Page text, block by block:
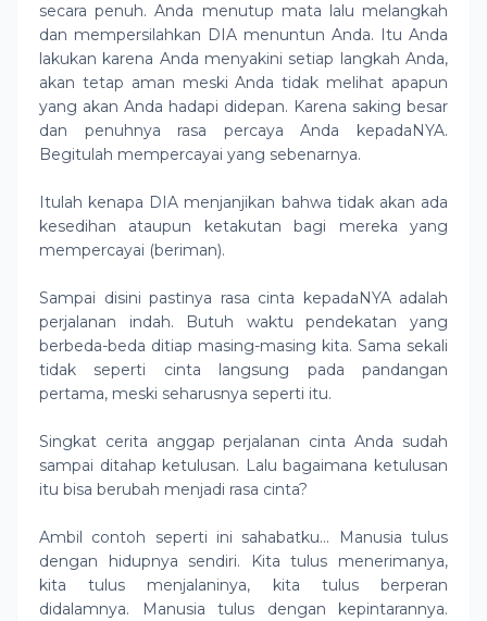
secara penuh. Anda menutup mata lalu melangkah
dan mempersilahkan DIA menuntun Anda. Itu Anda
lakukan karena Anda menyakini setiap langkah Anda,
akan tetap aman meski Anda tidak melihat apapun
yang akan Anda hadapi didepan. Karena saking besar
dan penuhnya rasa percaya Anda kepadaNYA.
Begitulah mempercayai yang sebenarnya.
Itulah kenapa DIA menjanjikan bahwa tidak akan ada
kesedihan ataupun ketakutan bagi mereka yang
mempercayai (beriman).
Sampai disini pastinya rasa cinta kepadaNYA adalah
perjalanan indah. Butuh waktu pendekatan yang
berbeda-beda ditiap masing-masing kita. Sama sekali
tidak seperti cinta langsung pada pandangan
pertama, meski seharusnya seperti itu.
Singkat cerita anggap perjalanan cinta Anda sudah
sampai ditahap ketulusan. Lalu bagaimana ketulusan
itu bisa berubah menjadi rasa cinta?
Ambil contoh seperti ini sahabatku… Manusia tulus
dengan hidupnya sendiri. Kita tulus menerimanya,
kita tulus menjalaninya, kita tulus berperan
didalamnya. Manusia tulus dengan kepintarannya.